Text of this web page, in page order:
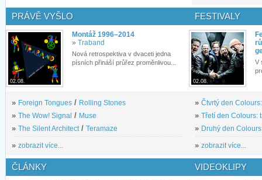
PRÁVĚ VYŠLO
02.08.
Montáž 1996–2014
» Traband
Nová retrospektiva v dvaceti jedna
písních přináší průřez proměnlivou...
» Foreign Tongues / Rolling Stones
» The Wow! Signal / Muse
» The Silent Architect/ Teramaze
» zobrazit více...
FESTIVALY
02.08.
V
» Čtvrtý den
» Třetí den Colours:
» Druhý den
» zobrazit více...
ČLÁNKY VIDEOKLIPY